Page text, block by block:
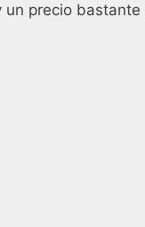
un precio bastante